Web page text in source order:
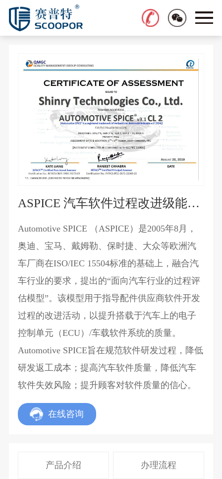
ASPICE 汽车软件过程改进级能力评估
Automotive SPICE （ASPICE）是2005年8月，
奥迪、宝马、戴姆勒、保时捷、大众等欧洲汽
车厂商在ISO/IEC 15504标准的基础上，融合汽
车行业的要求，提出的“面向汽车行业的过程评
估模型”。该模型用于指导配件供应商软件开发
过程的改进活动，以提升搭载于汽车上的电子
控制单元（ECU）/车载软件系统的质量。
Automotive SPICE旨在规范软件研发过程，降低
研发返工成本；提高汽车软件质量，降低汽车
软件失效风险；提升顾客对软件质量的信心。
在线咨询
产品介绍 办理流程